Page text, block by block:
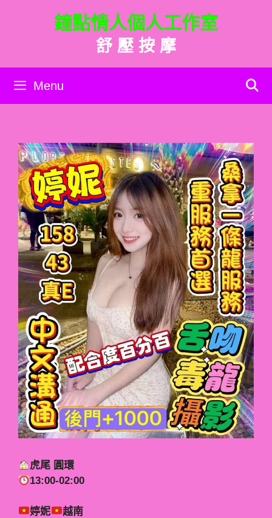
內
鐘點情人個人工作室
舒 壓 按 摩
Menu
虎尾 圓環
13:00-02:00
婷妮
越南